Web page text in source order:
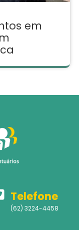
em
Telefone
(62) 3224-4458